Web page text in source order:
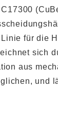
für die
sich
aus
und